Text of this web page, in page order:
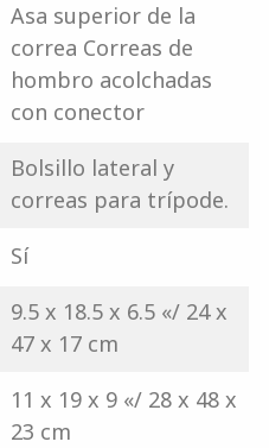
Asa superior de la
correa Correas de
hombro acolchadas
con conector
Bolsillo lateral y
correas para trípode.
Sí
9.5 x 18.5 x 6.5 «/ 24 x
47 x 17 cm
11 x 19 x 9 «/ 28 x 48 x
23 cm